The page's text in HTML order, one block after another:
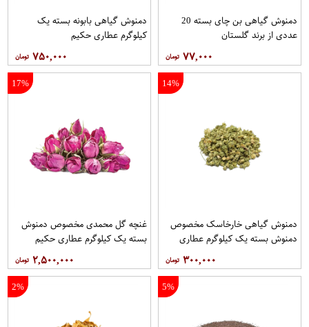
دمنوش گیاهی بن چای بسته 20
عددی از برند گلستان
۷۷,۰۰۰
دمنوش گیاهی بابونه بسته یک
کیلوگرم عطاری حکیم
۷۵۰,۰۰۰
14%
دمنوش گیاهی خارخاسک مخصوص
دمنوش بسته یک کیلوگرم عطاری
۳۰۰,۰۰۰
17%
غنچه گل محمدی مخصوص دمنوش
بسته یک کیلوگرم عطاری حکیم
۲,۵۰۰,۰۰۰
5%
2%